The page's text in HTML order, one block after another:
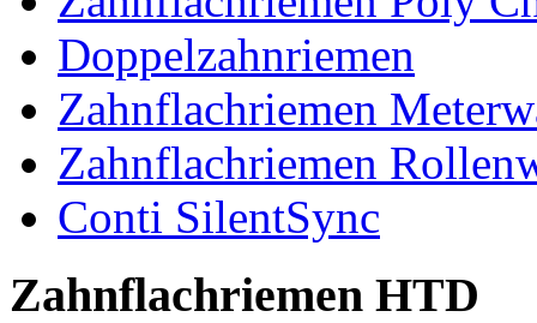
Doppelzahnriemen
Zahnflachriemen
Zahnflachriemen
Conti SilentSync
Zahnflachriemen HTD